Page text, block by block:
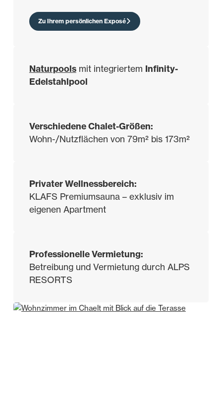
Zu Ihrem persönlichen Exposé
Naturpoolsmit integriertem Infinity-
Edelstahlpool
Verschiedene Chalet-Größen:
Wohn-/Nutzflächen von 79m² bis 173m²
Privater Wellnessbereich:
KLAFS Premiumsauna – exklusiv im
eigenen Apartment
Professionelle Vermietung:
Betreibung und Vermietung durch ALPS
RESORTS